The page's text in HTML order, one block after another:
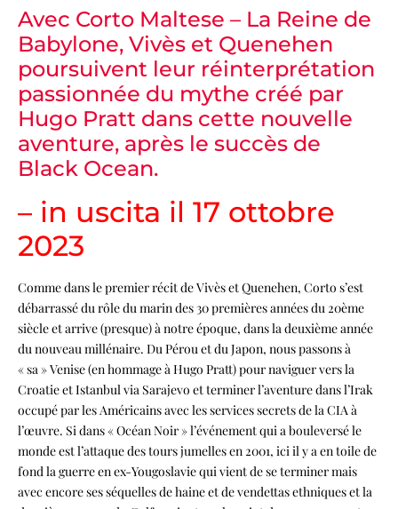
Avec Corto Maltese – La Reine de
Babylone, Vivès et Quenehen
poursuivent leur réinterprétation
passionnée du mythe créé par
Hugo Pratt dans cette nouvelle
aventure, après le succès de
Black Ocean.
– in uscita il 17 ottobre
2023
Comme dans le premier récit de Vivès et Quenehen, Corto s’est
débarrassé du rôle du marin des 30 premières années du 20ème
siècle et arrive (presque) à notre époque, dans la deuxième année
du nouveau millénaire. Du Pérou et du Japon, nous passons à
« sa » Venise (en hommage à Hugo Pratt) pour naviguer vers la
Croatie et Istanbul via Sarajevo et terminer l’aventure dans l’Irak
occupé par les Américains avec les services secrets de la CIA à
l’œuvre. Si dans « Océan Noir » l’événement qui a bouleversé le
monde est l’attaque des tours jumelles en 2001, ici il y a en toile de
fond la guerre en ex-Yougoslavie qui vient de se terminer mais
avec encore ses séquelles de haine et de vendettas ethniques et la